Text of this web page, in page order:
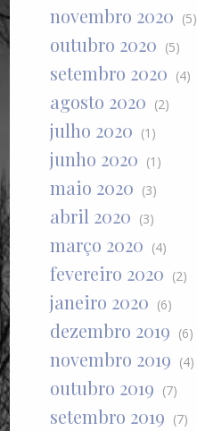
novembro 2020 (5)
outubro 2020 (5)
setembro 2020 (4)
agosto 2020 (2)
julho 2020 (1)
junho 2020 (1)
maio 2020 (3)
abril 2020 (3)
março 2020 (4)
fevereiro 2020 (2)
janeiro 2020 (6)
dezembro 2019 (6)
novembro 2019 (4)
outubro 2019 (7)
setembro 2019 (7)